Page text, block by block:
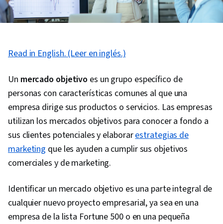
Read in English. (Leer en inglés.)
Un mercado objetivo es un grupo específico de
personas con características comunes al que una
empresa dirige sus productos o servicios. Las empresas
utilizan los mercados objetivos para conocer a fondo a
sus clientes potenciales y elaborarestrategias de
marketing que les ayuden a cumplir sus objetivos
comerciales y de marketing.
Identificar un mercado objetivo es una parte integral de
cualquier nuevo proyecto empresarial, ya sea en una
empresa de la lista Fortune 500 o en una pequeña